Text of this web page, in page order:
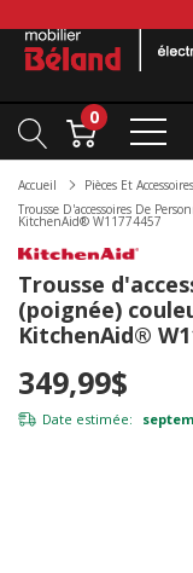
0
Accueil Pièces Et Accessoires
Trousse D'accessoires De
KitchenAid® W11774457
Trousse
(poignée)
KitchenAid®
349,99$
Date estimée: